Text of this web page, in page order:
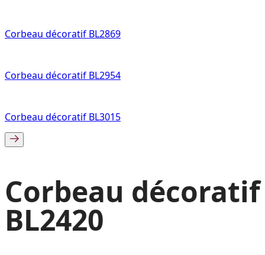
Corbeau décoratif BL2869
Corbeau décoratif BL2954
Corbeau décoratif BL3015
Corbeau décoratif
BL2420